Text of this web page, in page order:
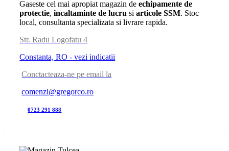
Gaseste cel mai apropiat magazin deechipamente de
protectie,incaltaminte de lucru siarticole SSM. Stoc
local, consultanta specializata si livrare rapida.
Str. Radu Logofatu 4
Constanta, RO - vezi indicatii
Conctacteaza-ne pe email la
comenzi@gregorco.ro
0723 291 888